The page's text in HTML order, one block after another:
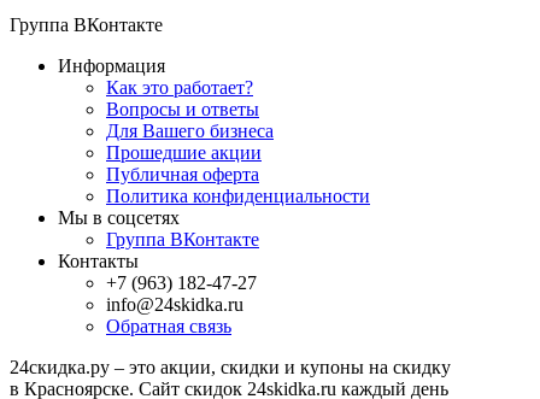
Группа ВКонтакте
Информация
Как это работает?
Вопросы и ответы
Для Вашего бизнеса
Прошедшие акции
Публичная оферта
Политика конфиденциальности
Мы в соцсетях
Группа ВКонтакте
Контакты
+7 (963) 182-47-27
info@24skidka.ru
Обратная связь
24скидка.ру – это акции, скидки и купоны на скидку
в Красноярске. Сайт скидок 24skidka.ru каждый день